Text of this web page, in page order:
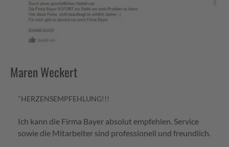
Maren Weckert
"HERZENSEMPFEHLUNG!!!
Ich kann die Firma Bayer absolut empfehlen. Service
sowie die Mitarbeiter sind professionell und freundlich.